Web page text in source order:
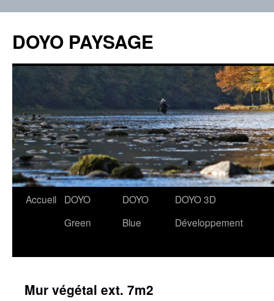
contenu
DOYO PAYSAGE
Accueil
DOYO
Green
DOYO
Blue
DOYO 3D
Développement
Mur végétal ext. 7m2